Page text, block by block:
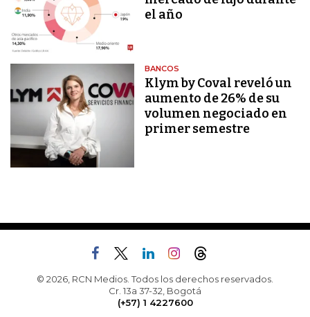
el año
BANCOS
Klym by Coval reveló un
aumento de 26% de su
volumen negociado en
primer semestre
© 2026, RCN Medios. Todos los derechos reservados.
Cr. 13a 37-32, Bogotá
(+57) 1 4227600